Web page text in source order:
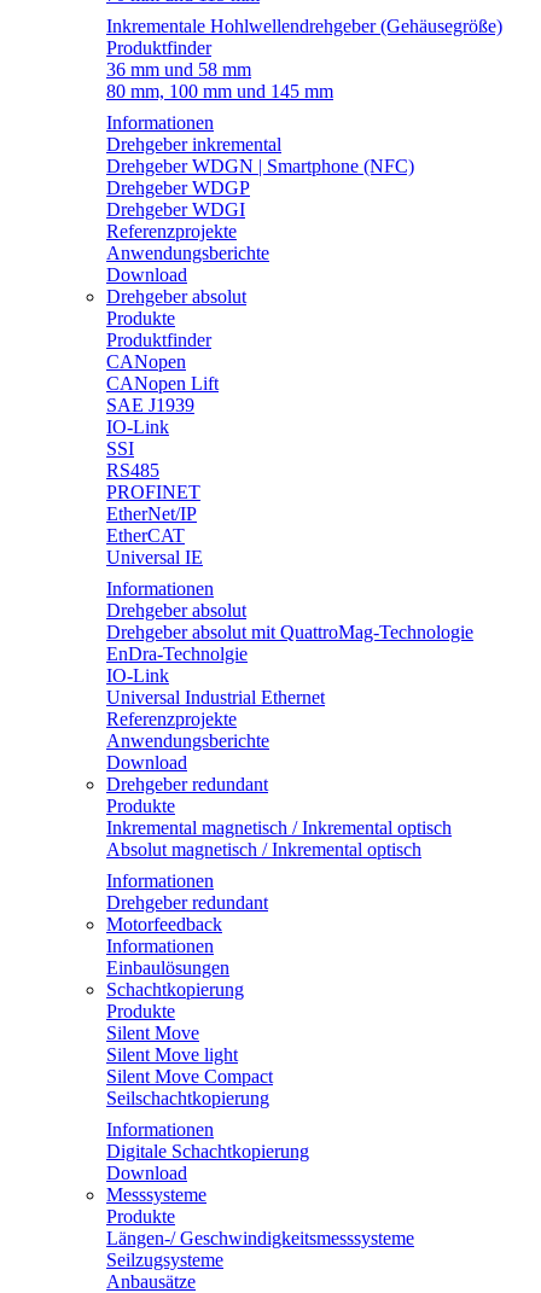
Inkrementale Hohlwellendrehgeber (Gehäusegröße)
Produktfinder
36 mm und 58 mm
80 mm, 100 mm und 145 mm
Informationen
Drehgeber inkremental
Drehgeber WDGN | Smartphone (NFC)
Drehgeber WDGP
Drehgeber WDGI
Referenzprojekte
Anwendungsberichte
Download
Drehgeber absolut
Produkte
Produktfinder
CANopen
CANopen Lift
SAE J1939
IO-Link
SSI
RS485
PROFINET
EtherNet/IP
EtherCAT
Universal IE
Informationen
Drehgeber absolut
Drehgeber absolut mit QuattroMag-Technologie
EnDra-Technolgie
IO-Link
Universal Industrial Ethernet
Referenzprojekte
Anwendungsberichte
Download
Drehgeber redundant
Produkte
Inkremental magnetisch / Inkremental optisch
Absolut magnetisch / Inkremental optisch
Informationen
Drehgeber redundant
Motorfeedback
Informationen
Einbaulösungen
Schachtkopierung
Produkte
Silent Move
Silent Move light
Silent Move Compact
Seilschachtkopierung
Informationen
Digitale Schachtkopierung
Download
Messsysteme
Produkte
Längen-/ Geschwindigkeitsmesssysteme
Seilzugsysteme
Anbausätze